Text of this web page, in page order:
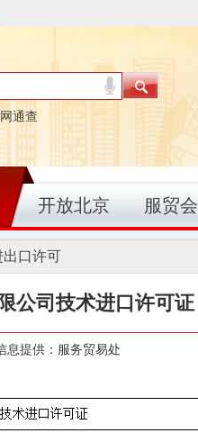
通查
开放北京 服贸会
出口许可
公司技术进口许可证
提供：服务贸易处